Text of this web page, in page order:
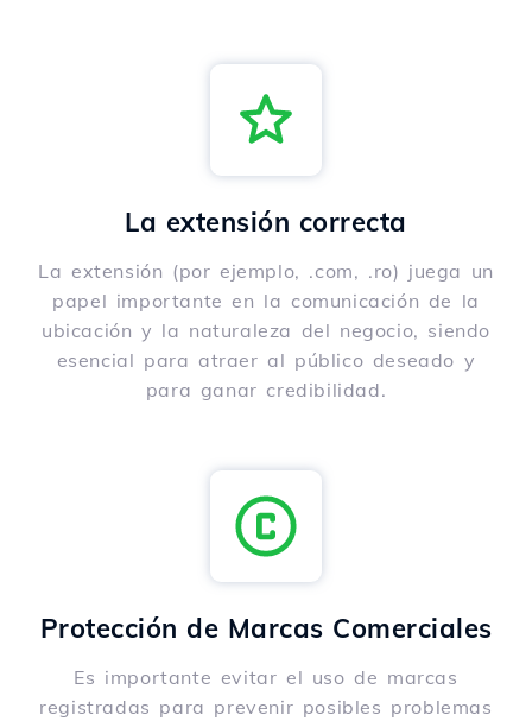
La extensión correcta
La extensión (por ejemplo, .com, .ro) juega un
papel importante en la comunicación de la
ubicación y la naturaleza del negocio, siendo
esencial para atraer al público deseado y
para ganar credibilidad.
Protección de Marcas Comerciales
Es importante evitar el uso de marcas
registradas para prevenir posibles problemas